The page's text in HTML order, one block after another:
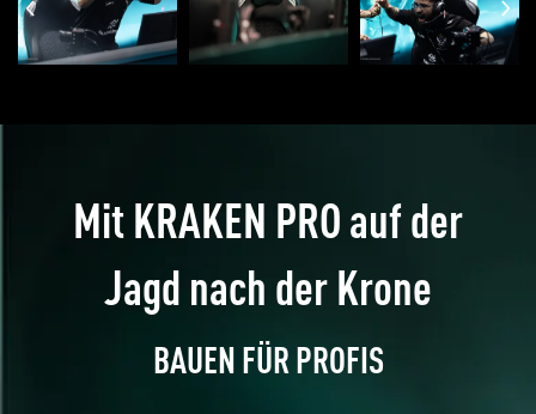
Mit KRAKEN PRO auf der
Jagd nach der Krone
BAUEN FÜR PROFIS